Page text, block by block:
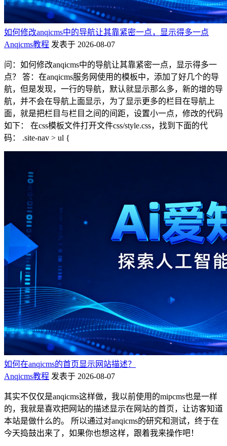
如何修改anqicms中的导航让其靠紧密一点，显示得多一点
Anqicms教程 发表于 2026-08-07
问：如何修改anqicms中的导航让其靠紧密一点，显示得多一
点？ 答：在anqicms服务网使用的模板中，添加了好几个的导
航，但是发现，一行的导航，默认就显示那么多，新的增的导
航，并不会在导航上面显示，为了显示更多的栏目在导航上
面，就是把栏目与栏目之间的间距，设置小一点，修改的代码
如下： 在css模板文件打开文件css/style.css，找到下面的代
码： .site-nav > ul {
如何在anqicms的首页显示网站描述？
Anqicms教程 发表于 2026-08-07
其实不仅仅是anqicms这样做，我以前使用的mipcms也是一样
的，我就是喜欢把网站的描述显示在网站的首页，让访客知道
本站是做什么的。 所以通过对anqicms的研究和测试，终于在
今天捣鼓出来了，如果你也想这样，跟着我来操作吧！